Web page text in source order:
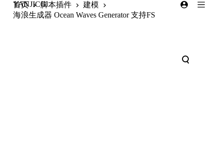
跳
过
YANJICG
首页 脚本插件
建模
海浪生成器 Ocean Waves Generator 支持FS